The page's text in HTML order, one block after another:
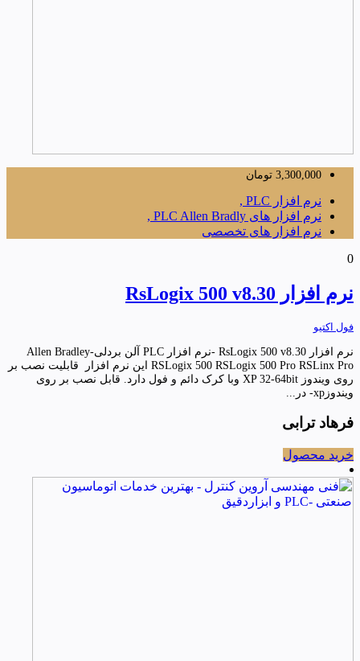
3,300,000 تومان
نرم افزار PLC ,
نرم افزار های PLC Allen Bradly ,
نرم افزار های تخصصی
0
نرم افزار RsLogix 500 v8.30
فول اکتیو
نرم افزار RsLogix 500 v8.30 -نرم افزار PLC آلن بردلی-Allen Bradley
RSLogix 500 RSLogix 500 Pro RSLinx Pro این نرم افزار قابلیت نصب بر
روی ویندوز XP 32-64bit وبا کرک دائم و فول دارد. قابل نصب بر روی
ویندوزxp- در...
فرهاد ترابی
خرید محصول